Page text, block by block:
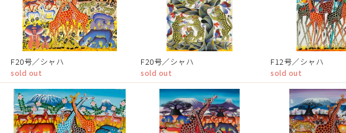
F20号／シャハ
sold out
F20号／シャハ
sold out
F12号／シャハ
sold out